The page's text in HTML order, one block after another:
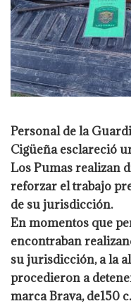
Personal de la
Cigüeña esclareció
Los Pumas realizan
reforzar el trabajo
de su jurisdicción.
En momentos que
encontraban
su jurisdicción, a la
procedieron a
marca Brava, de150